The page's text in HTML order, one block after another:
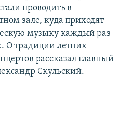
проводить в
зале, куда приходят
музыку каждый раз
О традиции летних
рассказал главный
Скульский.